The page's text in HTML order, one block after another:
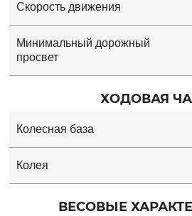
Скорость движения
Минимальный дорожный
просвет
ХОДОВАЯ
Колесная база
Колея
ВЕСОВЫЕ